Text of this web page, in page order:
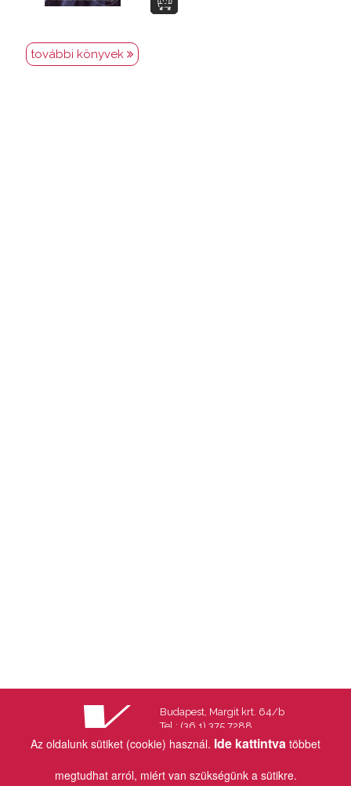
Az oldalunk sütiket (cookie) használ. Ide kattintva többet
megtudhat arról, miért van szükségünk a sütikre.
további könyvek
Budapest, Margit krt. 64/b
Tel.: (36 1) 375 7288
Fax.: (36 1) 202 7145
Email: